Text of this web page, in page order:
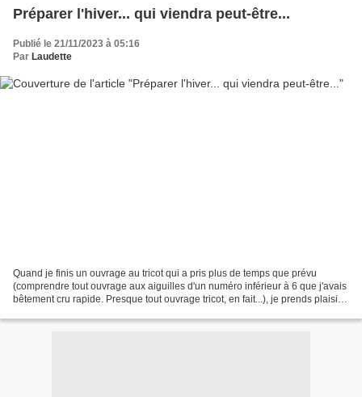
Préparer l'hiver... qui viendra peut-être...
Publié le 21/11/2023 à 05:16
Par Laudette
Quand je finis un ouvrage au tricot qui a pris plus de temps que prévu
(comprendre tout ouvrage aux aiguilles d'un numéro inférieur à 6 que j'avais
bêtement cru rapide. Presque tout ouvrage tricot, en fait...), je prends plaisir à